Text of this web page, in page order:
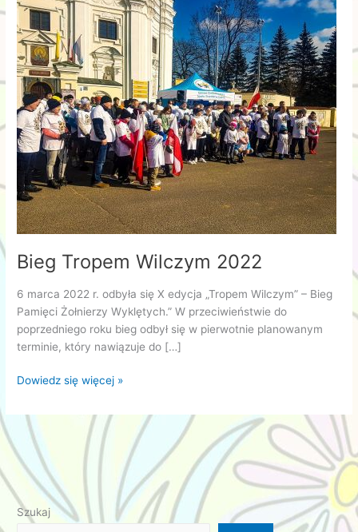
Bieg Tropem Wilczym 2022
6 marca 2022 r. odbyła się X edycja „Tropem Wilczym” – Bieg
Pamięci Żołnierzy Wyklętych.” W przeciwieństwie do
poprzedniego roku bieg odbył się w pierwotnie planowanym
terminie, który nawiązuje do […]
Bieg
Wilczym
2022
Dowiedz się więcej »
Szukaj